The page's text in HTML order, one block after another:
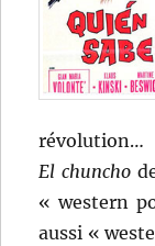
révolution…
El chuncho
« western
aussi «